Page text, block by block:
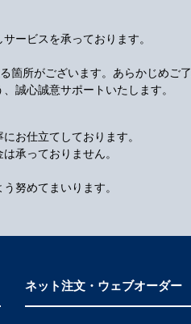
ービスを承っております。
所がございます。あらかじめご
誠心誠意サポートいたします。
お仕立てしております。
承っておりません。
努めてまいります。
ネット注文・ウェブオーダー